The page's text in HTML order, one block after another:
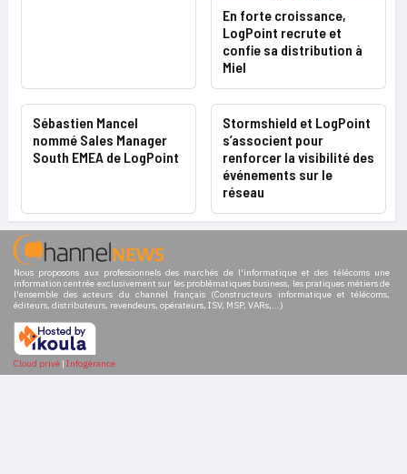
En forte croissance,
LogPoint recrute et
confie sa distribution à
Miel
Sébastien Mancel
nommé Sales Manager
South EMEA de LogPoint
Stormshield et LogPoint
s’associent pour
renforcer la visibilité des
événements sur le
réseau
Nous proposons aux professionnels des marchés de l'informatique et des télécoms une
information centrée exclusivement sur les problématiques business, les pratiques métiers de
l'ensemble des acteurs du channel français (Constructeurs informatique et télécoms,
éditeurs, distributeurs, revendeurs, opérateurs, ISV, MSP, VARs,...)
Cloud privé | Infogérance